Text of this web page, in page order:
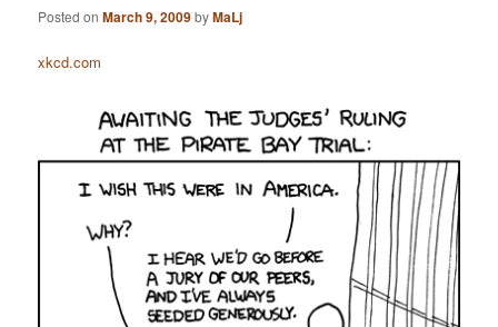
Posted onMarch 9, 2009byMaLj
xkcd.com